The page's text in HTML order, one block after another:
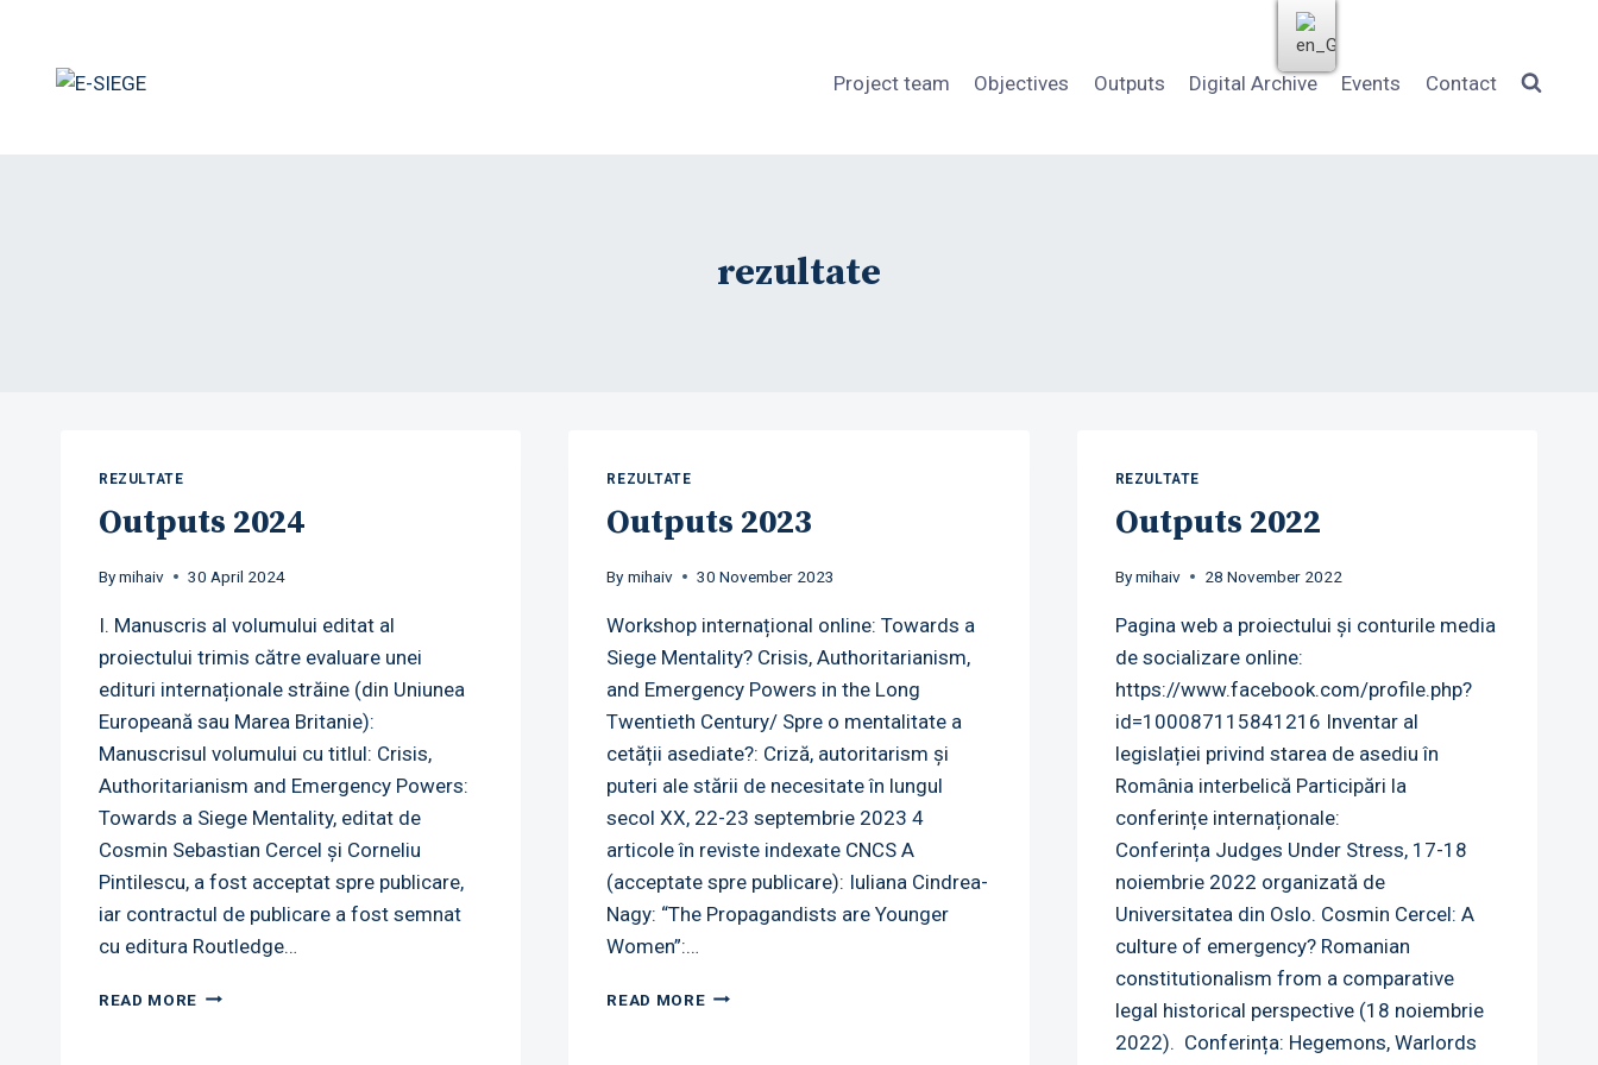
content
Project team Objectives Outputs Digital Archive Events Contact
rezultate
REZULTATE
Outputs 2024
Bymihaiv 30 April 2024
I. Manuscris al volumului editat al
proiectului trimis către evaluare unei
edituri internaționale străine (din Uniunea
Europeană sau Marea Britanie):
Manuscrisul volumului cu titlul: Crisis,
Authoritarianism and Emergency Powers:
Towards a Siege Mentality, editat de
Cosmin Sebastian Cercel și Corneliu
Pintilescu, a fost acceptat spre publicare,
iar contractul de publicare a fost semnat
cu editura Routledge…
READ MORE OUTPUTS
REZULTATE
Outputs 2023
By mihaiv 30 November 2023
Workshop internațional online: Towards a
Siege Mentality? Crisis, Authoritarianism,
and Emergency Powers in the Long
Twentieth Century/ Spre o mentalitate a
cetății asediate?: Criză, autoritarism și
puteri ale stării de necesitate în lungul
secol XX, 22-23 septembrie 2023 4
articole în reviste indexate CNCS A
(acceptate spre publicare): Iuliana Cindrea-
Nagy: “The Propagandists are Younger
Women”:…
READ MOREOUTPUTS
REZULTATE
Outputs 2022
By mihaiv 28 November 2022
Pagina web a proiectului și conturile media
de socializare online:
https://www.facebook.com/profile.php?
id=100087115841216 Inventar al
legislației privind starea de asediu în
Romȃnia interbelică Participări la
conferințe internaționale:
Conferința Judges Under Stress, 17-18
noiembrie 2022 organizată de
Universitatea din Oslo. Cosmin Cercel: A
culture of emergency? Romanian
constitutionalism from a comparative
legal historical perspective (18 noiembrie
2022). Conferința: Hegemons, Warlords